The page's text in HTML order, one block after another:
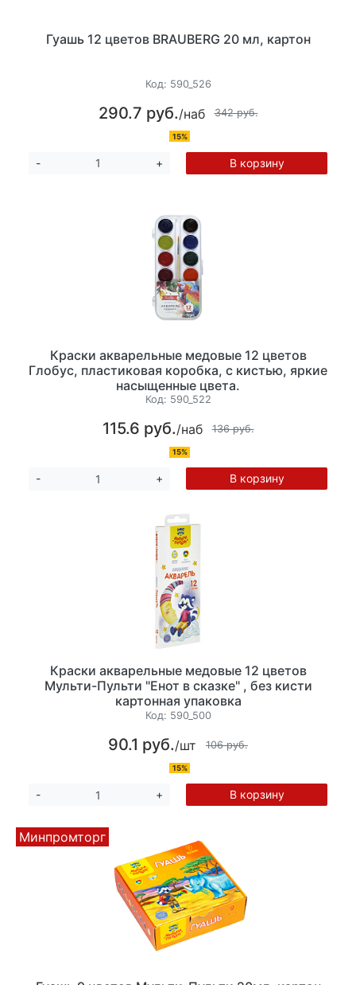
Гуашь 12 цветов BRAUBERG 20 мл, картон
Код: 590_526
290.7 руб./наб 342 руб.
15%
- + В корзину
Краски акварельные медовые 12 цветов
Глобус, пластиковая коробка, с кистью, яркие
насыщенные цвета.
Код: 590_522
115.6 руб./наб 136 руб.
15%
- + В корзину
Краски акварельные медовые 12 цветов
Мульти-Пульти "Енот в сказке" , без кисти
картонная упаковка
Код: 590_500
90.1 руб./шт 106 руб.
15%
- + В корзину
Минпромторг